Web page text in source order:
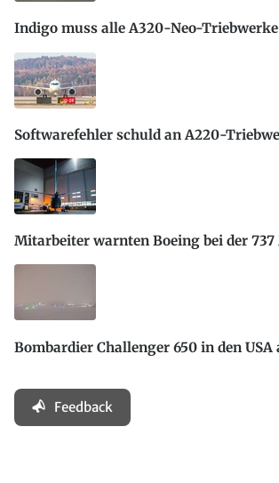
Indigo muss alle A320-Neo-
Softwarefehler schuld an A220-
Mitarbeiter warnten Boeing bei der 737
Bombardier Challenger 650 in den
Feedback